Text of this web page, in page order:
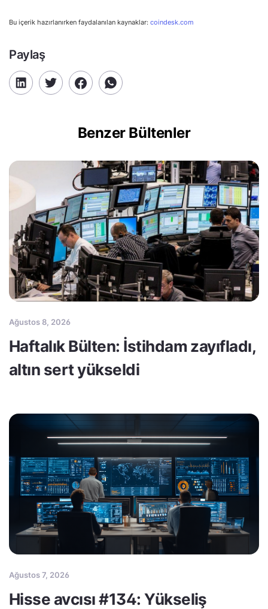
Bu içerik hazırlanırken faydalanılan kaynaklar: coindesk.com
Paylaş
Benzer Bültenler
Ağustos 8, 2026
Haftalık Bülten: İstihdam zayıfladı,
altın sert yükseldi
Ağustos 7, 2026
Hisse avcısı #134: Yükseliş